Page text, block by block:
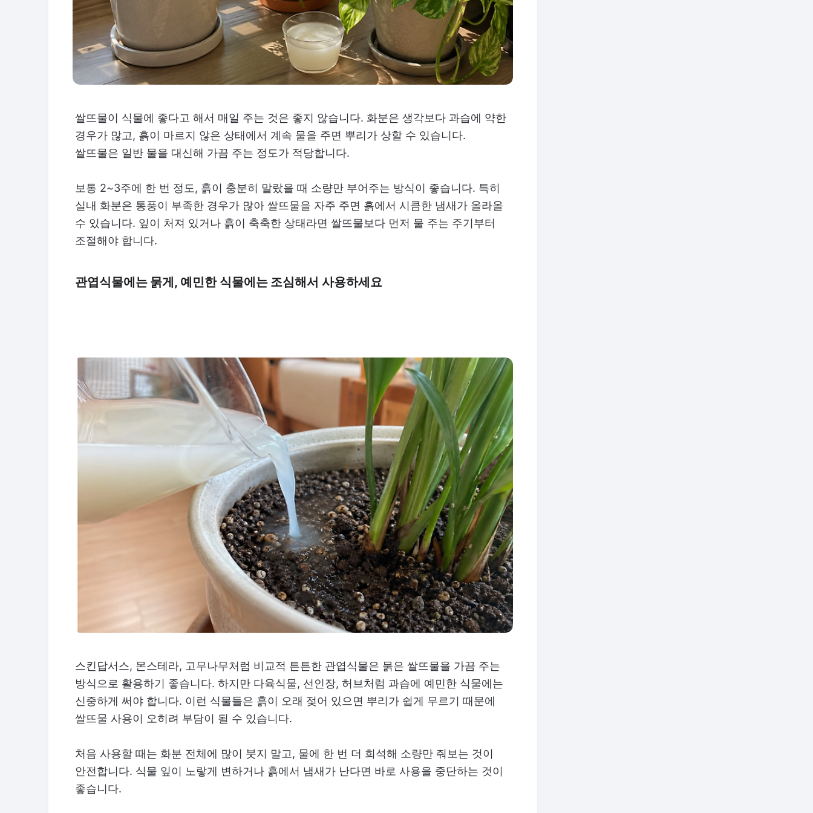
쌀뜨물이 식물에 좋다고 해서 매일 주는 것은 좋지 않습니다. 화분은 생각보다 과습에 약한
경우가 많고, 흙이 마르지 않은 상태에서 계속 물을 주면 뿌리가 상할 수 있습니다.
쌀뜨물은 일반 물을 대신해 가끔 주는 정도가 적당합니다.
보통 2~3주에 한 번 정도, 흙이 충분히 말랐을 때 소량만 부어주는 방식이 좋습니다. 특히
실내 화분은 통풍이 부족한 경우가 많아 쌀뜨물을 자주 주면 흙에서 시큼한 냄새가 올라올
수 있습니다. 잎이 처져 있거나 흙이 축축한 상태라면 쌀뜨물보다 먼저 물 주는 주기부터
조절해야 합니다.
관엽식물에는 묽게, 예민한 식물에는 조심해서 사용하세요
스킨답서스, 몬스테라, 고무나무처럼 비교적 튼튼한 관엽식물은 묽은 쌀뜨물을 가끔 주는
방식으로 활용하기 좋습니다. 하지만 다육식물, 선인장, 허브처럼 과습에 예민한 식물에는
신중하게 써야 합니다. 이런 식물들은 흙이 오래 젖어 있으면 뿌리가 쉽게 무르기 때문에
쌀뜨물 사용이 오히려 부담이 될 수 있습니다.
처음 사용할 때는 화분 전체에 많이 붓지 말고, 물에 한 번 더 희석해 소량만 줘보는 것이
안전합니다. 식물 잎이 노랗게 변하거나 흙에서 냄새가 난다면 바로 사용을 중단하는 것이
좋습니다.